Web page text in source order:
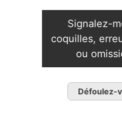
Signalez-
coquilles,
ou
Défoulez-